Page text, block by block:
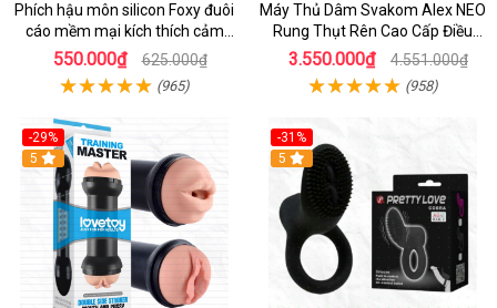
Phích hậu môn silicon Foxy đuôi
cáo mềm mại kích thích cảm
giác mới
550.000₫ 625.000₫
(965)
Máy Thủ Dâm Svakom Alex NEO
Rung Thụt Rên Cao Cấp Điều
Khiển App
3.550.000₫ 4.551.000₫
(958)
-29%
Hot
5
-31%
5